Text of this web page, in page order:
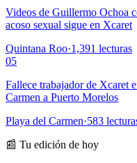
Videos de Guillermo Ochoa
acoso sexual sigue en Xcaret
Quintana Roo·1,391 lecturas
05
Fallece trabajador de Xcaret
Carmen a Puerto Morelos
Playa del Carmen·583
📰 Tu edición de hoy